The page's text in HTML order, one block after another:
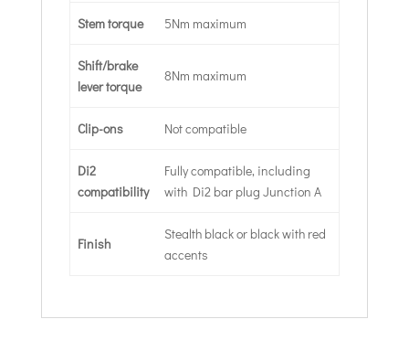
Stem torque 5Nm maximum
Shift/brake
lever torque
8Nm maximum
Clip-ons Not compatible
Di2
compatibility
Fully compatible, including
with Di2 bar plug Junction A
Finish
Stealth black or black with red
accents